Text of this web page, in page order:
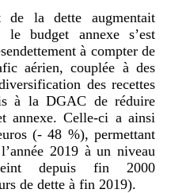
de la dette augmentait
le budget annexe s’est
à compter de
aérien, couplée à des
des recettes
à la DGAC de réduire
annexe. Celle-ci a ainsi
(- 48 %), permettant
2019 à un niveau
depuis fin 2000
de dette à fin 2019).